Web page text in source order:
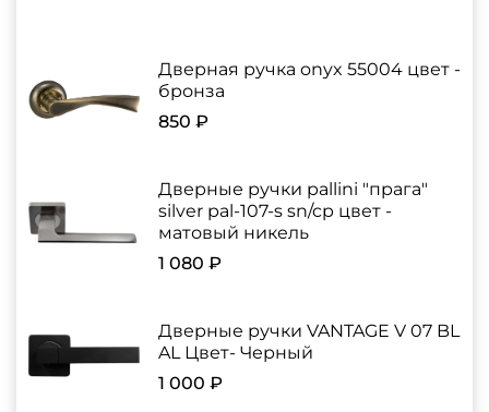
Дверная ручка onyx 55004 цвет -
бронза
850 ₽
Дверные ручки pallini "прага"
silver pal-107-s sn/cp цвет -
матовый никель
1 080 ₽
Дверные ручки VANTAGE V 07 BL
AL Цвет- Черный
1 000 ₽